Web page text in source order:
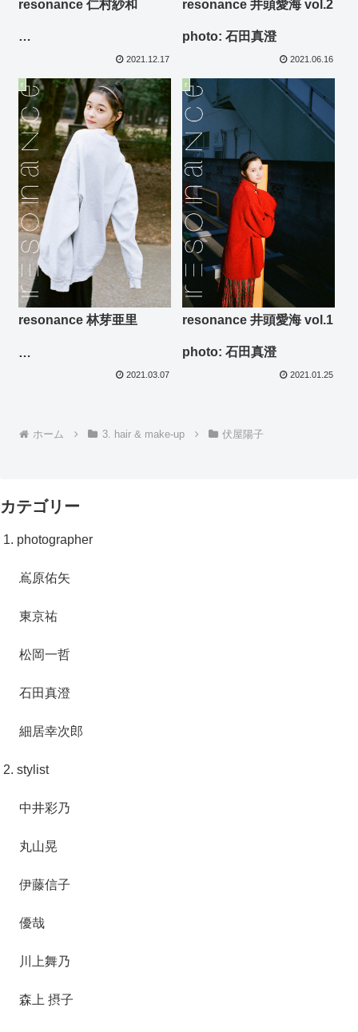
resonance 仁村紗和
2021.12.17
resonance 井頭愛海 vol.2
photo: 石田真澄
2021.06.16
r
resonance 林芽亜里
2021.03.07
r
resonance 井頭愛海 vol.1
photo: 石田真澄
2021.01.25
ホーム 3. hair & make-up 伏屋陽子
カテゴリー
1. photographer
嶌原佑矢
東京祐
松岡一哲
石田真澄
細居幸次郎
2. stylist
中井彩乃
丸山晃
伊藤信子
優哉
川上舞乃
森上 摂子